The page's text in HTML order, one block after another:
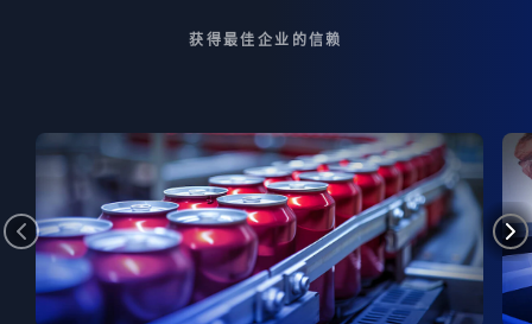
获得最佳企业的信赖